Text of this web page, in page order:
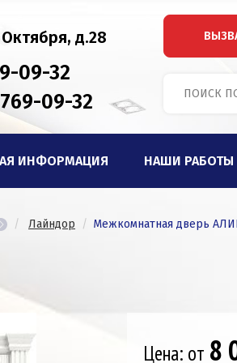
д.28
09-32
09-32
ИНФОРМАЦИЯ НАШИ РАБОТЫ
Лайндор Межкомнатная дверь
Цена: от 8